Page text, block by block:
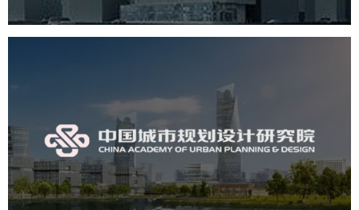
中国城市规划设计研究院
机构组织 国企 品牌官网 网站建设 网站设计